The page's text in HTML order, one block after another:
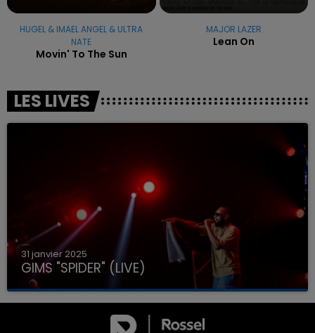
HUGEL & IMAEL ANGEL & ULTRA
NATE
Movin' To The Sun
MAJOR LAZER
Lean On
LES LIVES
31 janvier 2025
GIMS "SPIDER" (LIVE)